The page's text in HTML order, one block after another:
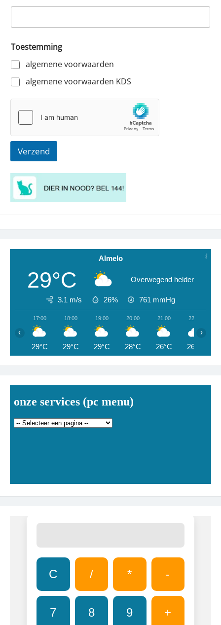
Toestemming
algemene voorwaarden
algemene voorwaarden KDS
Verzend
Almelo
29°C Overwegend helder
3.1 m/s 26% 761 mmHg
17:00
29°C
18:00
29°C
19:00
29°C
20:00
28°C
21:00
26°C
22:00
26°C
‹ ›